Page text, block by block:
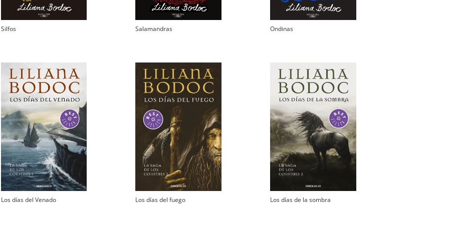
Silfos Salamandras Ondinas
Los días del Venado Los días del fuego Los días de la sombra